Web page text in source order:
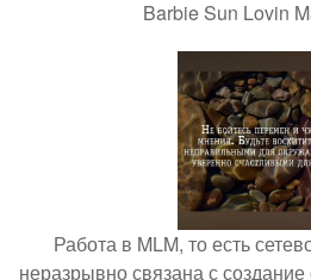
Barbie Sun Lovin
Работа в MLM, то есть
неразрывно связана с создание